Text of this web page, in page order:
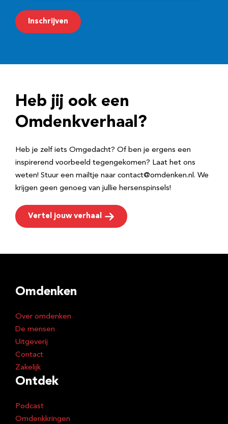
m
a
r
e
Inschrijven
Heb jij ook een
Omdenkverhaal?
Heb je zelf iets Omgedacht? Of ben je ergens een
inspirerend voorbeeld tegengekomen? Laat het ons
weten! Stuur een mailtje naar contact@omdenken.nl. We
krijgen geen genoeg van jullie hersenspinsels!
Vertel jouw verhaal
Omdenken
Over omdenken
De mensen
Uitgeverij
Contact
Zakelijk
Ontdek
Podcast
Omdenkkringen